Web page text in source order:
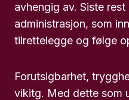
avhengig av. Siste rest
administrasjon, som
tilrettelegge og følge
Forutsigbarhet,
vikitg. Med dette som